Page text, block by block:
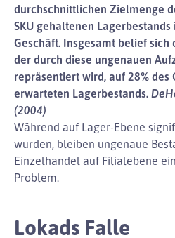
durchschnittlichen Zielmenge
SKU gehaltenen
Geschäft. Insgesamt belief sich
der durch diese ungenauen
repräsentiert wird, auf 28% des
erwarteten Lagerbestands.
(2004)
Während auf Lager-Ebene
wurden, bleiben ungenaue
Einzelhandel auf Filialebene
Problem.
Lokads Falle